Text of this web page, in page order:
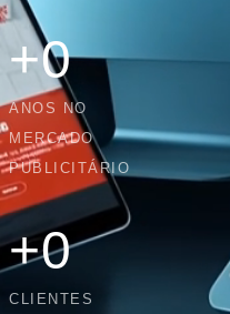
+0
ANOS NO
MERCADO
PUBLICITÁRIO
+0
CLIENTES